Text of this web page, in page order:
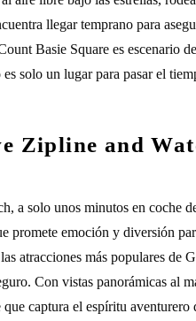
llegar temprano para
Basie Square es escenario
solo un lugar para pasar el
Zipline and
a solo unos minutos en coche
promete emoción y diversión
atracciones más populares
Con vistas panorámicas al
captura el espíritu